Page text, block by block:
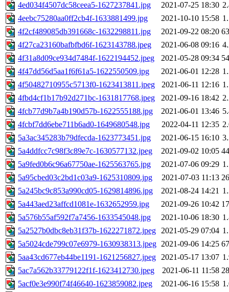
4ed034f4507dc58ceea5-1627237841.jpg
2021-07-25 18:30
4eebc75280aa0ff2cb4f-1633881499.jpg
2021-10-10 15:58
4f2cf489085db391668c-1632298811.jpg
2021-09-22 08:20
4f27ca23160bafbfbd6f-1623143788.jpeg
2021-06-08 09:16
4f31a8d09ce934d7484f-1622194452.jpeg
2021-05-28 09:34
4f47dd56d5aa1f6f61a5-1622550509.jpg
2021-06-01 12:28
4f50482710955c5713f0-1623413811.jpeg
2021-06-11 12:16
4fbd4cf1b17b92d271bc-1631817768.jpeg
2021-09-16 18:42
4fcb77d9b7a4b190d57b-1622555188.jpg
2021-06-01 13:46
4fcbf7dd6ebe711b6ad0-1649680548.jpg
2022-04-11 12:35
5a3ac345283b79dfecda-1623773451.jpg
2021-06-15 16:10
5a4ddfcc7c98f3c89e7c-1630577132.jpeg
2021-09-02 10:05
5a9fed0b6c96a67750ae-1625563765.jpg
2021-07-06 09:29
5a95cbed03c2bd1c03a9-1625310809.jpg
2021-07-03 11:13
5a245bc9c853a990cd05-1629814896.jpg
2021-08-24 14:21
5a443aed23affcd1081e-1632652959.jpg
2021-09-26 10:42
5a576b55af592f7a7456-1633545048.jpg
2021-10-06 18:30
5a2527b0dbc8eb31f37b-1622271872.jpeg 2021-05-29 07:04
5a5024cde799c07e6979-1630938313.jpeg 2021-09-06 14:25
5aa43cd677eb44be1191-1621256827.jpeg 2021-05-17 13:07
5ac7a562b33779122f1f-1623412730.jpeg
2021-06-11 11:58
5acf0e3e990f74f46640-1623859082.jpeg
2021-06-16 15:58